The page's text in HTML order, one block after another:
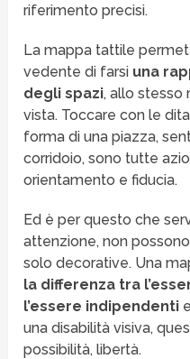
riferimento precisi.
La mappa tattile
vedente di farsi una
degli spazi, allo stesso
vista. Toccare con le
forma di una piazza,
corridoio, sono tutte
orientamento e fiducia.
Ed è per questo che
attenzione, non
solo decorative. Una
la differenza tra
l’essere indipendenti
una disabilità visiva,
possibilità, libertà.